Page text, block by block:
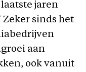
jaren
Zeker sinds het
aan
ook vanuit